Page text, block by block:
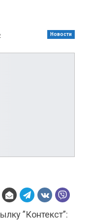
Новости
”Контекст”: